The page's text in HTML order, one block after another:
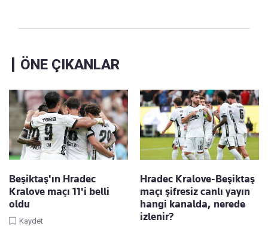
ÖNE ÇIKANLAR
Beşiktaş'ın Hradec
Kralove maçı 11'i belli
oldu
Kaydet
Hradec Kralove-Beşiktaş
maçı şifresiz canlı yayın
hangi kanalda, nerede
izlenir?